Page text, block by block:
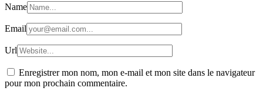
Name
Email
Url
Enregistrer mon nom, mon e-mail et mon site dans le navigateur
pour mon prochain commentaire.